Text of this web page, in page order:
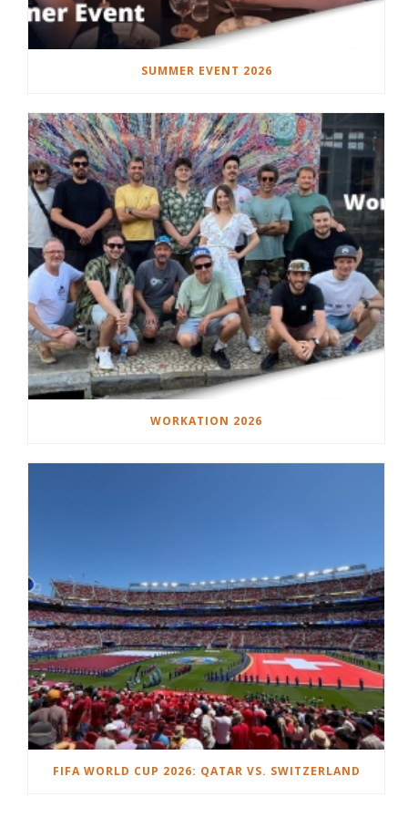
SUMMER EVENT 2026
WORKATION 2026
FIFA WORLD CUP 2026: QATAR VS. SWITZERLAND